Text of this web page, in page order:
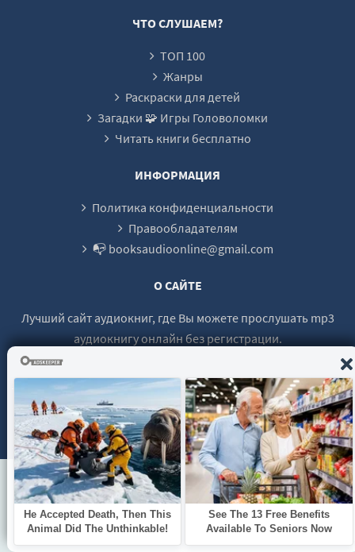
ЧТО СЛУШАЕМ?
ТОП 100
Жанры
Раскраски для детей
Загадки 🧩 Игры Головоломки
Читать книги бесплатно
ИНФОРМАЦИЯ
Политика конфиденциальности
Правообладателям
📭 booksaudioonline@gmail.com
О САЙТЕ
Лучший сайт аудиокниг, где Вы можете прослушать mp3
аудиокнигу онлайн без регистрации.
© 2021 - 2026 booksaudio-online.com Все права защищены.